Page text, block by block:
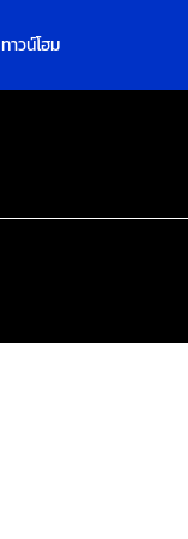
ทาวน์โฮม